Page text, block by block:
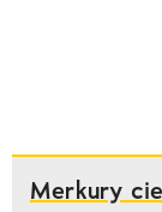
Merkury